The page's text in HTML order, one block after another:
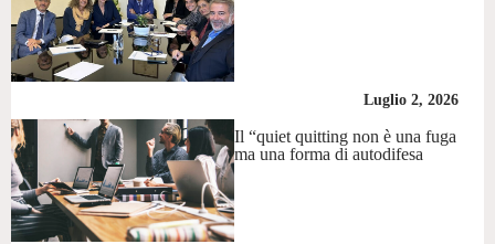
Luglio 2, 2026
Il “quiet quitting non è una fuga
ma una forma di autodifesa